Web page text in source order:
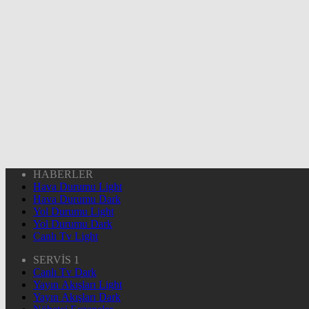
HABERLER
Hava Durumu Light
Hava Durumu Dark
Yol Durumu Light
Yol Durumu Dark
Canlı Tv Light
SERVİS 1
Canlı Tv Dark
Yayın Akışları Light
Yayın Akışları Dark